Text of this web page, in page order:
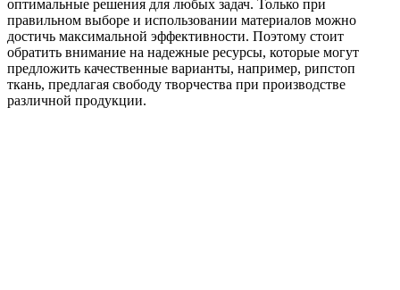
оптимальные решения для любых задач. Только при
правильном выборе и использовании материалов можно
достичь максимальной эффективности. Поэтому стоит
обратить внимание на надежные ресурсы, которые могут
предложить качественные варианты, например, рипстоп
ткань, предлагая свободу творчества при производстве
различной продукции.